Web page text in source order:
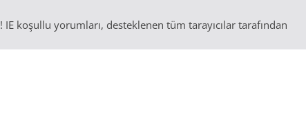
! IE koşullu yorumları, desteklenen tüm tarayıcılar tarafından